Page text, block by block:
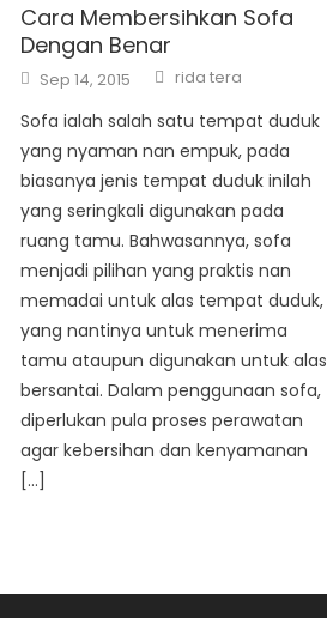
Cara Membersihkan Sofa
Dengan Benar
Posted
on
Sep 14, 2015 Author
rida tera
Sofa ialah salah satu tempat duduk
yang nyaman nan empuk, pada
biasanya jenis tempat duduk inilah
yang seringkali digunakan pada
ruang tamu. Bahwasannya, sofa
menjadi pilihan yang praktis nan
memadai untuk alas tempat duduk,
yang nantinya untuk menerima
tamu ataupun digunakan untuk alas
bersantai. Dalam penggunaan sofa,
diperlukan pula proses perawatan
agar kebersihan dan kenyamanan
[…]